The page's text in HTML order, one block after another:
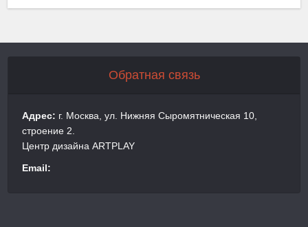
Обратная связь
Адрес: г. Москва, ул. Нижняя Сыромятническая 10,
строение 2.
Центр дизайна ARTPLAY
Email: